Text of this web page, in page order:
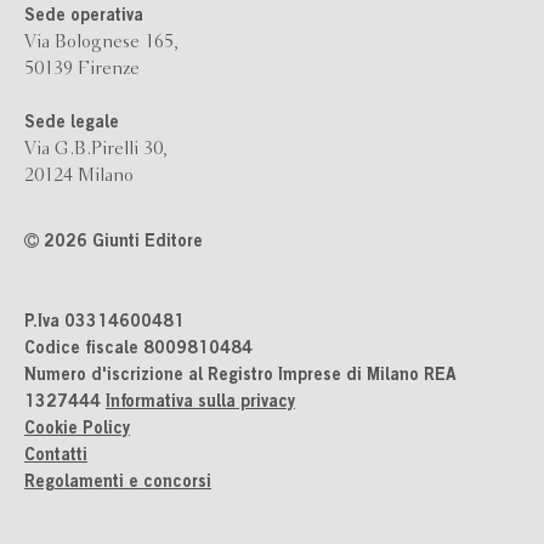
Sede operativa
Via Bolognese 165,
50139 Firenze
Sede legale
Via G.B.Pirelli 30,
20124 Milano
2026 Giunti Editore
P.Iva 03314600481
Codice fiscale 8009810484
Numero d'iscrizione al Registro Imprese di Milano REA
1327444 Informativa sulla privacy
Cookie Policy
Contatti
Regolamenti e concorsi